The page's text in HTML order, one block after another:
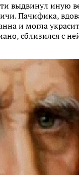
выдвинул иную
Пачифика,
и могла
сблизился с